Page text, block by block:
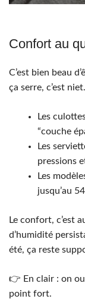
Confort au
C’est bien beau
ça serre, c’est
Les
“couche
Les
pressions
Les
jusqu’au
Le confort, c’est
d’humidité
été, ça reste
👉 En clair : on
point fort.